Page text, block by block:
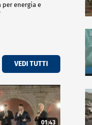
per energia e
VEDI TUTTI
01:43